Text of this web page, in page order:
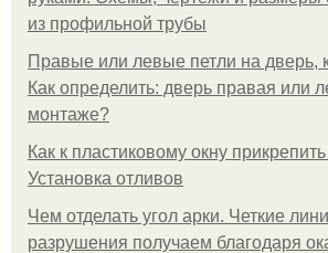
из профильной трубы
Правые или левые петли на дверь,
Как определить: дверь правая или
монтаже?
Как к пластиковому окну
Установка отливов
Чем отделать угол арки. Четкие
разрушения получаем благодаря